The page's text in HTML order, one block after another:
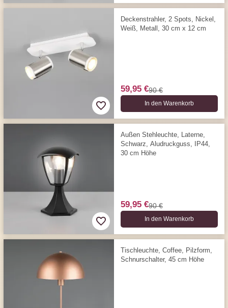
Deckenstrahler, 2 Spots, Nickel,
Weiß, Metall, 30 cm x 12 cm
59,95 €90 €
In den Warenkorb
Außen Stehleuchte, Laterne,
Schwarz, Aludruckguss, IP44,
30 cm Höhe
59,95 €90 €
In den Warenkorb
Tischleuchte, Coffee, Pilzform,
Schnurschalter, 45 cm Höhe